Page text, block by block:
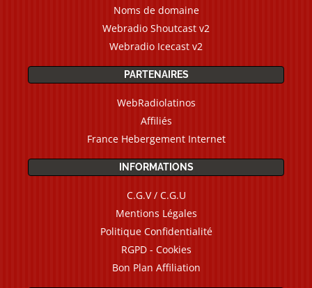
Noms de domaine
Webradio Shoutcast v2
Webradio Icecast v2
PARTENAIRES
WebRadiolatinos
Affiliés
France Hebergement Internet
INFORMATIONS
C.G.V / C.G.U
Mentions Légales
Politique Confidentialité
RGPD - Cookies
Bon Plan Affiliation